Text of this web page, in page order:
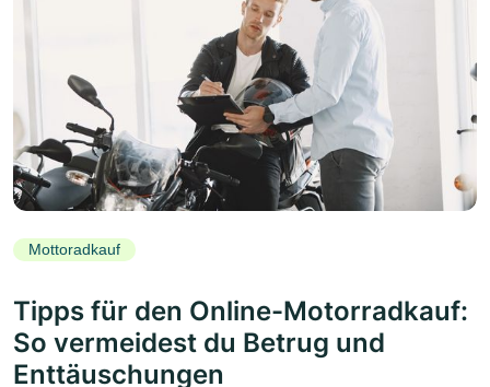
Mottoradkauf
Tipps für den Online-Motorradkauf:
So vermeidest du Betrug und
Enttäuschungen